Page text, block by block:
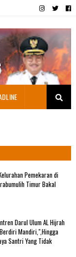
Pemekaran di
Timur Bakal
Darul Ulum AL Hijrah
Mandiri,",Hingga
Santri Yang Tidak